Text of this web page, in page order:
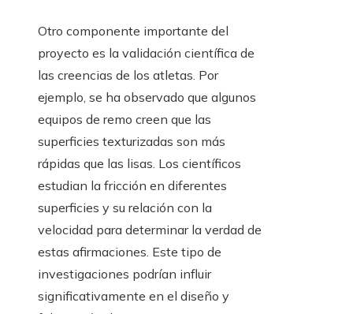
Otro componente importante del
proyecto es la validación científica de
las creencias de los atletas. Por
ejemplo, se ha observado que algunos
equipos de remo creen que las
superficies texturizadas son más
rápidas que las lisas. Los científicos
estudian la fricción en diferentes
superficies y su relación con la
velocidad para determinar la verdad de
estas afirmaciones. Este tipo de
investigaciones podrían influir
significativamente en el diseño y